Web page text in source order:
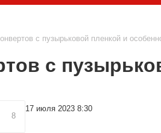
с пузырьковой пленкой и
с
17 июля 2023 8:30
8